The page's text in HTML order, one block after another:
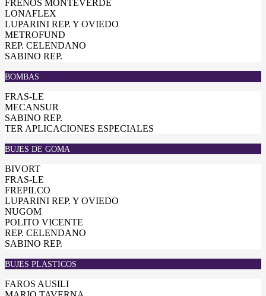
FRENOS MONTEVERDE
LONAFLEX
LUPARINI REP. Y OVIEDO
METROFUND
REP. CELENDANO
SABINO REP.
BOMBAS
FRAS-LE
MECANSUR
SABINO REP.
TER APLICACIONES ESPECIALES
BUJES DE GOMA
BIVORT
FRAS-LE
FREPILCO
LUPARINI REP. Y OVIEDO
NUGOM
POLITO VICENTE
REP. CELENDANO
SABINO REP.
BUJES PLASTICOS
FAROS AUSILI